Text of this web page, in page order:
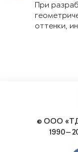
При
оттенки,
© ООО